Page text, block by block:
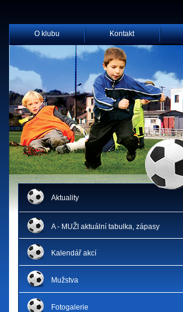
O klubu Kontakt
Aktuality
A - MUŽI aktuální tabulka, zápasy
Kalendář akcí
Mužstva
Fotogalerie